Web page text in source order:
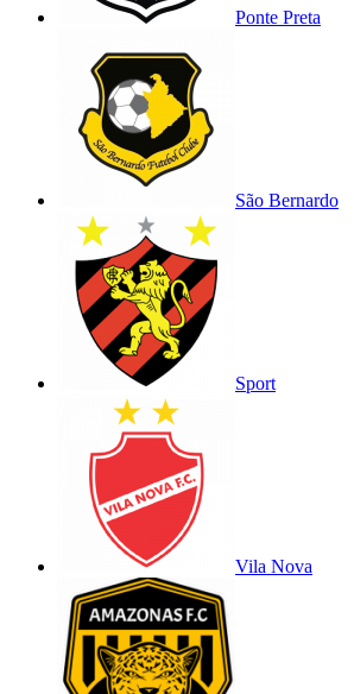
Ponte Preta
São Bernardo
Sport
Vila Nova